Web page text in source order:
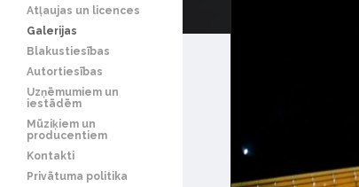
Atļaujas un licences
Galerijas
Blakustiesības
Autortiesības
Uzņēmumiem un
iestādēm
Mūziķiem un
producentiem
Kontakti
Privātuma politika